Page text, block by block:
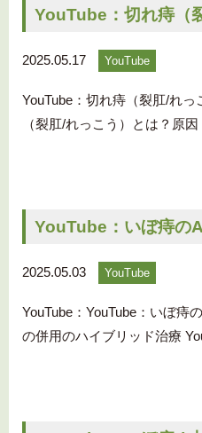
YouTube：切れ痔（
2025.05.17 YouTube
YouTube：切れ痔（裂肛/れ
（裂肛/れっこう）とは？原
YouTube：いぼ痔の
2025.05.03 YouTube
YouTube：YouTube：いぼ痔
の併用のハイブリッド治療